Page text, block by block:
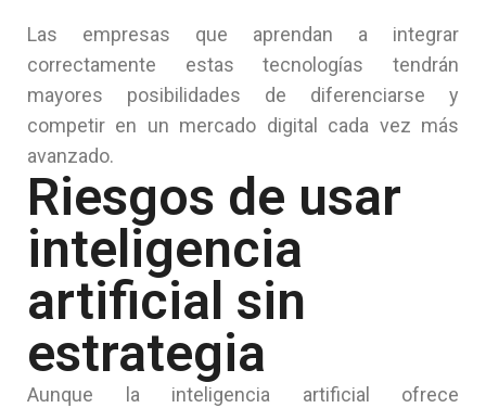
Las empresas que aprendan a integrar
correctamente estas tecnologías tendrán
mayores posibilidades de diferenciarse y
competir en un mercado digital cada vez más
avanzado.
Riesgos de usar
inteligencia
artificial sin
estrategia
Aunque la inteligencia artificial ofrece